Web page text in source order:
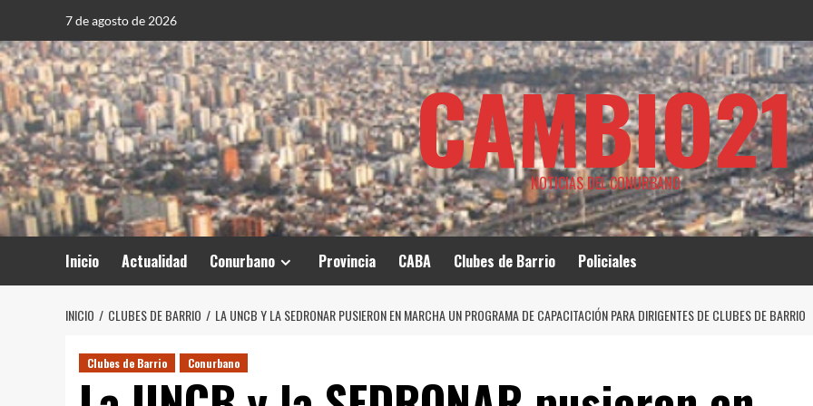
contenido
7 de agosto de 2026
CAMBIO21
NOTICIAS DEL CONURBANO
Inicio Actualidad Conurbano Provincia CABA Clubes de Barrio Policiales
INICIO CLUBES DE BARRIO LA UNCB Y LA SEDRONAR PUSIERON EN MARCHA UN PROGRAMA DE CAPACITACIÓN PARA DIRIGENTES DE CLUBES DE BARRIO
Clubes de Barrio Conurbano